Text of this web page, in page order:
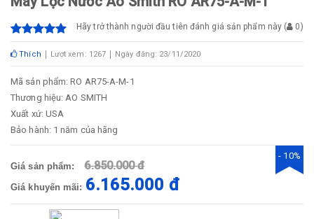
Hãy trở thành người đầu tiên đánh giá sản phẩm này ( 0)
Thích Lượt xem: 1267 Ngày đăng: 23/11/2020
Mã sản phẩm: RO AR75-A-M-1
Thương hiệu: AO SMITH
Xuất xứ: USA
Bảo hành: 1 năm của hãng
Giá sản phẩm: 6.850.000 đ
Giá khuyến mãi: 6.165.000 đ
- 10%